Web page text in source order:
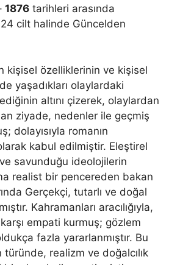
1876 tarihleri arasında
cilt halinde Güncelden
kişisel özelliklerinin ve kişisel
yaşadıkları olaylardaki
altını çizerek, olaylardan
ziyade, nedenler ile geçmiş
dolayısıyla romanın
kabul edilmiştir. Eleştirel
savunduğu ideolojilerin
realist bir pencereden bakan
Gerçekçi, tutarlı ve doğal
Kahramanları aracılığıyla,
empati kurmuş; gözlem
fazla yararlanmıştır. Bu
realizm ve doğalcılık